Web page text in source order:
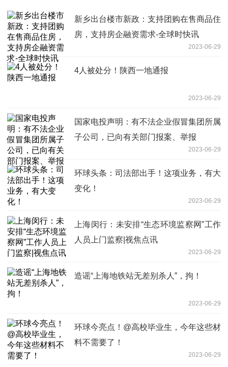
新乡出台楼市新政：支持团购在售商品住
房，支持房企融资需求-全球时快讯
2023-06-29
4人被处分！陕西一地通报
2023-06-29
国家电投声明：有不法企业假冒集团所属
子公司，已向有关部门报案、举报
2023-06-29
环球头条：司法部出手！这项业务，有大
变化！
2023-06-29
上海闵行：未安排“生态环境监察网”工作
人员上门监察|视焦点讯
2023-06-29
造谣“上海地铁站无差别杀人”，拘！
2023-06-29
环球今亮点！@高校毕业生，今年这些材
料不需要了！
2023-06-29